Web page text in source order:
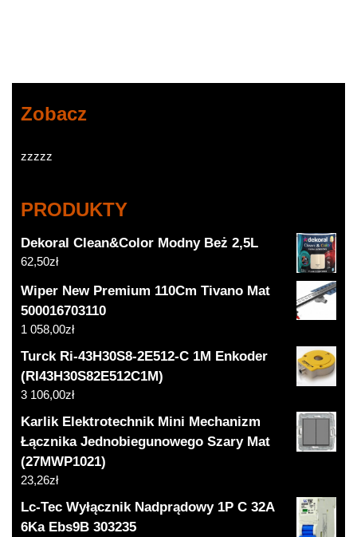
Zobacz
zzzzz
PRODUKTY
Dekoral Clean&Color Modny Beż 2,5L
62,50zł
Wiper New Premium 110Cm Tivano Mat
500016703110
1 058,00zł
Turck Ri-43H30S8-2E512-C 1M Enkoder
(RI43H30S82E512C1M)
3 106,00zł
Karlik Elektrotechnik Mini Mechanizm
Łącznika Jednobiegunowego Szary Mat
(27MWP1021)
23,26zł
Lc-Tec Wyłącznik Nadprądowy 1P C 32A
6Ka Ebs9B 303235